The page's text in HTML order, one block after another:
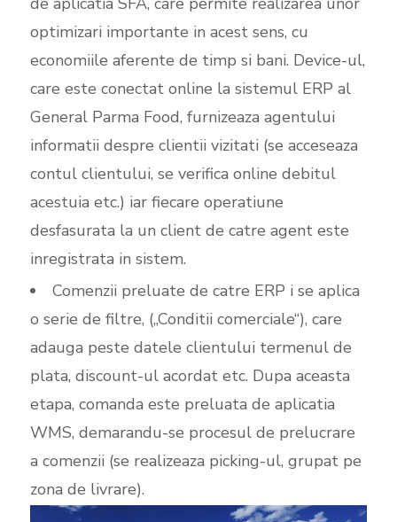
optimizari importante in acest sens, cu
economiile aferente de timp si bani. Device-ul,
care este conectat online la sistemul ERP al
General Parma Food, furnizeaza agentului
informatii despre clientii vizitati (se acceseaza
contul clientului, se verifica online debitul
acestuia etc.) iar fiecare operatiune
desfasurata la un client de catre agent este
inregistrata in sistem.
Comenzii preluate de catre ERP i se aplica
o serie de filtre, (,,Conditii comerciale“), care
adauga peste datele clientului termenul de
plata, discount-ul acordat etc. Dupa aceasta
etapa, comanda este preluata de aplicatia
WMS, demarandu-se procesul de prelucrare
a comenzii (se realizeaza picking-ul, grupat pe
zona de livrare).